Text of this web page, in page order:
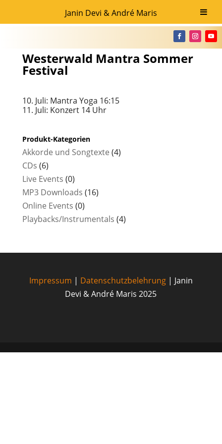
Janin Devi & André Maris
Westerwald Mantra Sommer
Festival
10. Juli: Mantra Yoga 16:15
11. Juli: Konzert 14 Uhr
Produkt-Kategorien
Akkorde und Songtexte (4)
CDs (6)
Live Events (0)
MP3 Downloads (16)
Online Events (0)
Playbacks/Instrumentals (4)
Impressum | Datenschutzbelehrung| Janin
Devi & André Maris 2025